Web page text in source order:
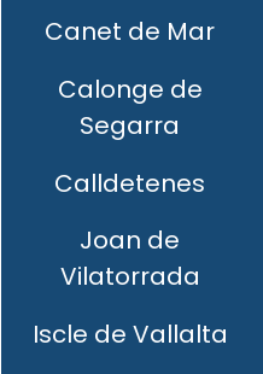
Canet de Mar
Calonge de
Segarra
Calldetenes
Joan de
Vilatorrada
Iscle de Vallalta